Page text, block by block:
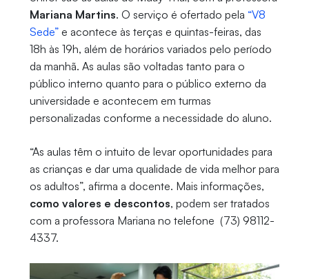
Mariana Martins. O serviço é ofertado pela “V8
Sede”e acontece às terças e quintas-feiras, das
18h às 19h, além de horários variados pelo período
da manhã. As aulas são voltadas tanto para o
público interno quanto para o público externo da
universidade e acontecem em turmas
personalizadas conforme a necessidade do aluno.
“As aulas têm o intuito de levar oportunidades para
as crianças e dar uma qualidade de vida melhor para
os adultos”, afirma a docente. Mais informações,
como valores e descontos, podem ser tratados
com a professora Mariana no telefone (73) 98112-
4337.